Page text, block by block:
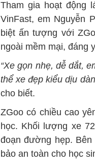
Tham gia hoạt động
VinFast, em Nguyễn
biệt ấn tượng với
ngoài mềm mại, đáng
“Xe gọn nhẹ, dễ dắt,
thể xe đẹp kiểu dịu
cho biết.
ZGoo có chiều cao
học. Khối lượng xe
đoạn đường hẹp. Bên
bảo an toàn cho học